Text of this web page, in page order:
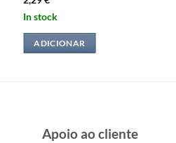
In stock
ADICIONAR
Apoio ao cliente